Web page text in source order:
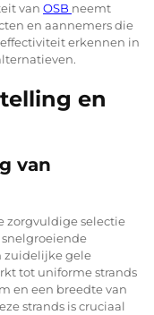
van OSB neemt
en aannemers die
erkennen in
en
van
zorgvuldige selectie
zuidelijke gele
tot uniforme strands
en een breedte van
strands is cruciaal